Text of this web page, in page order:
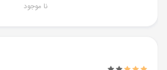
نا موجود